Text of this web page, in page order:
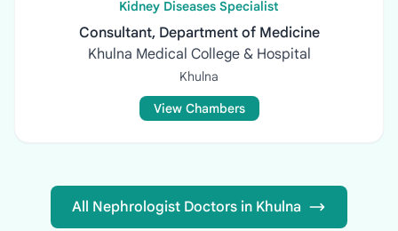
Kidney Diseases Specialist
Consultant, Department of Medicine
Khulna Medical College & Hospital
Khulna
View Chambers
All Nephrologist Doctors in Khulna